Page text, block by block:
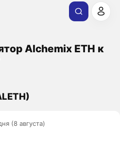
Alchemix ETH к
(8 августа)